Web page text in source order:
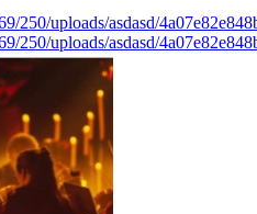
250/uploads/asdasd/
250/uploads/asdasd/